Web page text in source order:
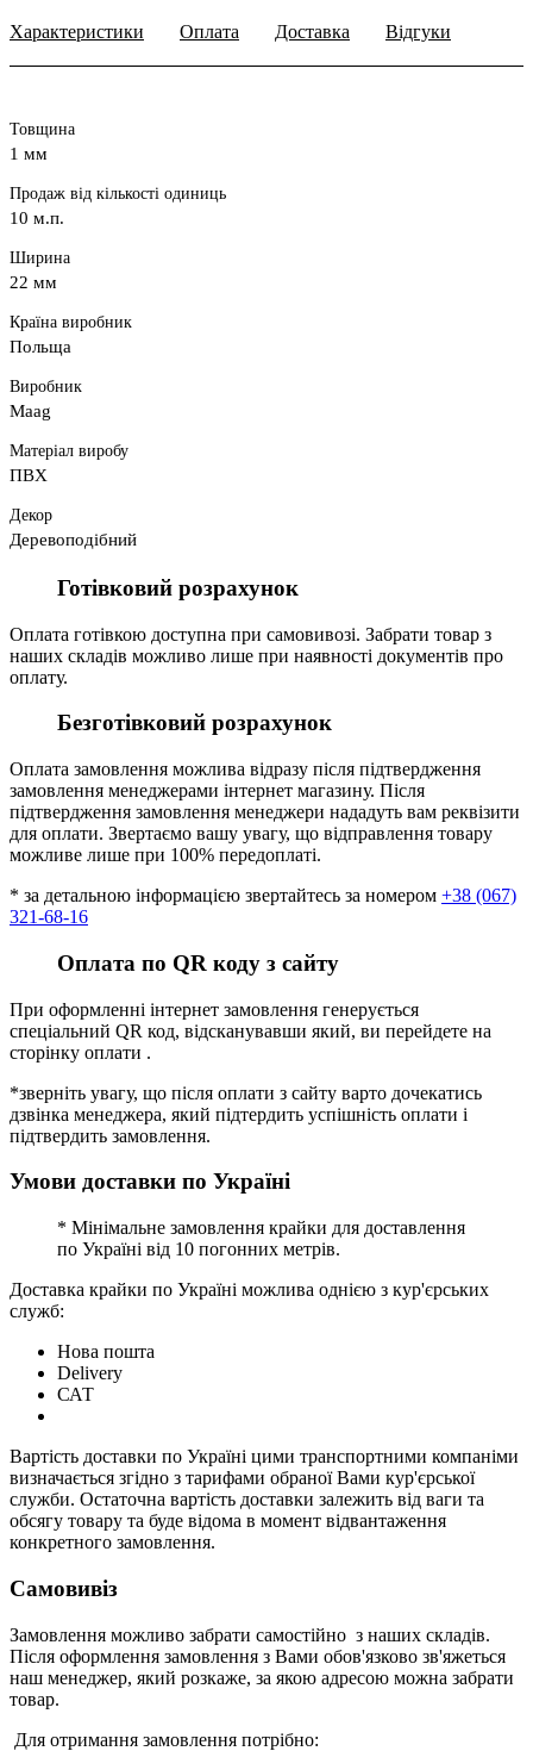
Характеристики Оплата Доставка Відгуки
Товщина
1 мм
Продаж від кількості одиниць
10 м.п.
Ширина
22 мм
Країна виробник
Польща
Виробник
Maag
Матеріал виробу
ПВХ
Декор
Деревоподібний
Готівковий розрахунок
Оплата готівкою доступна при самовивозі. Забрати товар з
наших складів можливо лише при наявності документів про
оплату.
Безготівковий розрахунок
Оплата замовлення можлива відразу після підтвердження
замовлення менеджерами інтернет магазину. Після
підтвердження замовлення менеджери нададуть вам реквізити
для оплати. Звертаємо вашу увагу, що відправлення товару
можливе лише при 100% передоплаті.
* за детальною інформацією звертайтесь за номером +38 (067)
321-68-16
Оплата по QR коду з сайту
При оформленні інтернет замовлення генерується
спеціальний QR код, відсканувавши який, ви перейдете на
сторінку оплати .
*зверніть увагу, що після оплати з сайту варто дочекатись
дзвінка менеджера, який підтердить успішність оплати і
підтвердить замовлення.
Умови доставки по Україні
* Мінімальне замовлення крайки для доставлення
по Україні від 10 погонних метрів.
Доставка крайки по Україні можлива однією з кур'єрських
служб:
Нова пошта
Delivery
САТ
Вартість доставки по Україні цими транспортними компаніми
визначається згідно з тарифами обраної Вами кур'єрської
служби. Остаточна вартість доставки залежить від ваги та
обсягу товару та буде відома в момент відвантаження
конкретного замовлення.
Самовивіз
Замовлення можливо забрати самостійно з наших складів.
Після оформлення замовлення з Вами обов'язково зв'яжеться
наш менеджер, який розкаже, за якою адресою можна забрати
товар.
Для отримання замовлення потрібно: